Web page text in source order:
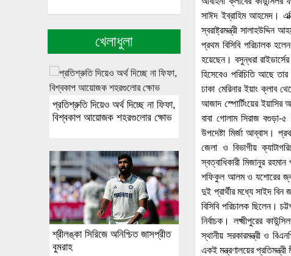
খেলাধুলা
প্রতিশ্রুতি দিয়েও অর্থ দিচ্ছে না ফিফা,
বিশ্বকাপ আয়োজক শহরগুলোর ক্ষোভ
শ্রীলঙ্কা সিরিজে অনিশ্চিত জাসপ্রীত
বুমরাহ
সাঈদ ইব্রাহিম আহমেদ।
স্বরাষ্ট্রমন্ত্রী
প্রথম বিসিবি পরিচালক
হয়েছেন। বসুন্ধরা
হিসেবেও পরিচিতি আছে
ঢাকা মেরিনার ইয়াং ক্লাব
আজাদ স্পোর্টিংয়ের ইয়াসির
বাবা গোলাম সিরাজ বগুড়া-
উপদেষ্টা মির্জা আব্বাস।
জেলা ও বিভাগীয়
স্বত্বাধিকারী মিজানুর
শফিকুল আলম ও যশোরের
দুই প্রার্থীর মধ্যে সাইদ
বিসিবি পরিচালক ছিলেন।
নির্বাচক। লক্ষ্মীপুরের
স্থানীয় সরকারমন্ত্রী ও
একই মন্ত্রণালয়ের